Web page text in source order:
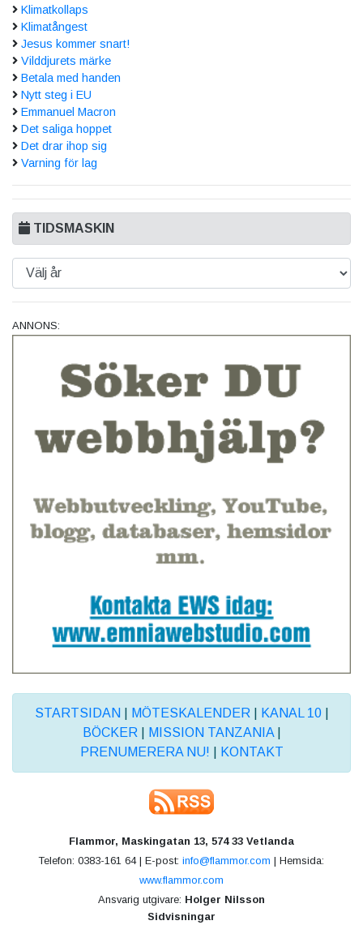
Klimatkollaps
Klimatångest
Jesus kommer snart!
Vilddjurets märke
Betala med handen
Nytt steg i EU
Emmanuel Macron
Det saliga hoppet
Det drar ihop sig
Varning för lag
TIDSMASKIN
ANNONS:
STARTSIDAN MÖTESKALENDER KANAL 10|
BÖCKER
MISSION TANZANIA|
PRENUMERERA NU!
KONTAKT
Flammor, Maskingatan 13, 574 33 Vetlanda
Telefon: 0383-161 64 | E-post: info@flammor.com | Hemsida:
www.flammor.com
Ansvarig utgivare: Holger Nilsson
Sidvisningar